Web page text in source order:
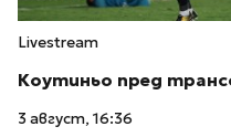
Livestream
Коутиньо пред
3 август, 16:36